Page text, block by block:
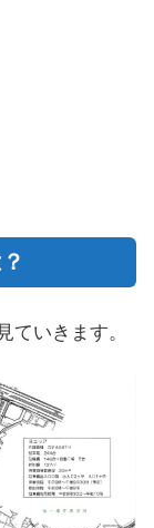
ていきます。